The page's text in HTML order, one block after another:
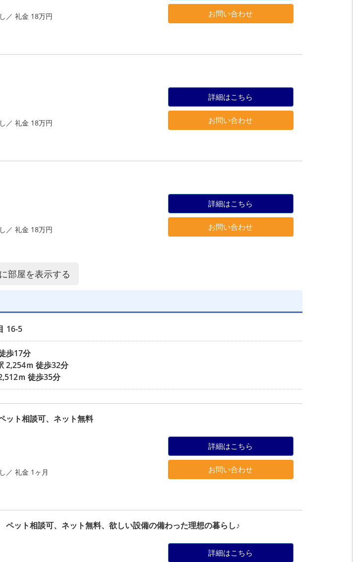
／ 礼金 18万円
お問い合わせ
／ 礼金 18万円
詳細はこちら
お問い合わせ
／ 礼金 18万円
詳細はこちら
お問い合わせ
部屋を表示する
16-5
歩17分
2,254ｍ 徒歩32分
ｍ 徒歩35分
ット相談可、ネット無料
／ 礼金 1ヶ月
詳細はこちら
お問い合わせ
ット相談可、ネット無料、欲しい設備の備わった理想の暮らし♪
詳細はこちら